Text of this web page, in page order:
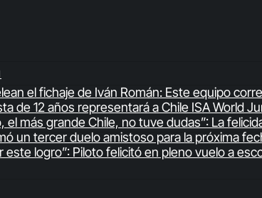
el fichaje de Iván Román: Este equipo
de 12 años representará a Chile ISA World
el más grande Chile, no tuve dudas”: La
un tercer duelo amistoso para la próxima
este logro”: Piloto felicitó en pleno vuelo a